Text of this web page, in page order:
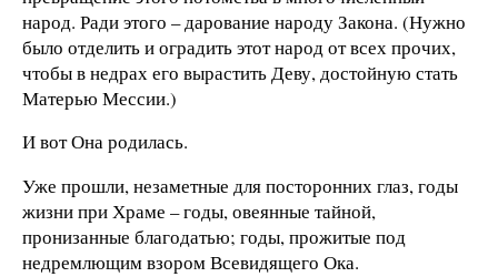
народ. Ради этого – дарование народу Закона. (Нужно
было отделить и оградить этот народ от всех прочих,
чтобы в недрах его вырастить Деву, достойную стать
Матерью Мессии.)
И вот Она родилась.
Уже прошли, незаметные для посторонних глаз, годы
жизни при Храме – годы, овеянные тайной,
пронизанные благодатью; годы, прожитые под
недремлющим взором Всевидящего Ока.